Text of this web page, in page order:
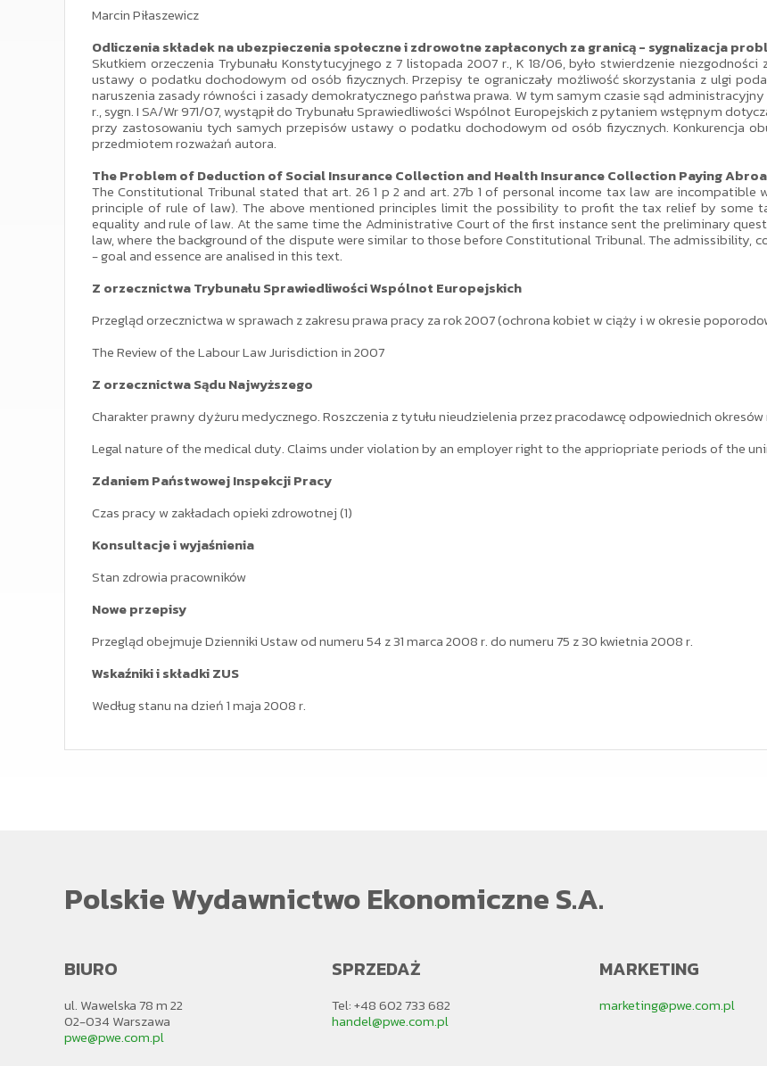
Marcin Piłaszewicz
Odliczenia składek na ubezpieczenia społeczne i zdrowotne zapłaconych za granicą - sygnalizacja
Skutkiem orzeczenia Trybunału Konstytucyjnego z 7 listopada 2007 r., K 18/06, było stwierdzenie
ustawy o podatku dochodowym od osób fizycznych. Przepisy te ograniczały możliwość skorzystania z ulgi
naruszenia zasady równości i zasady demokratycznego państwa prawa. W tym samym czasie sąd
r., sygn. I SA/Wr 971/07, wystąpił do Trybunału Sprawiedliwości Wspólnot Europejskich z pytaniem wstępnym
przy zastosowaniu tych samych przepisów ustawy o podatku dochodowym od osób fizycznych. Konkurencja
przedmiotem rozważań autora.
The Problem of Deduction of Social Insurance Collection and Health Insurance Collection Paying
The Constitutional Tribunal stated that art. 26 1 p 2 and art. 27b 1 of personal income tax law are
principle of rule of law). The above mentioned principles limit the possibility to profit the tax relief by some
equality and rule of law. At the same time the Administrative Court of the first instance sent the preliminary
law, where the background of the dispute were similar to those before Constitutional Tribunal. The
- goal and essence are analised in this text.
Z orzecznictwa Trybunału Sprawiedliwości Wspólnot Europejskich
Przegląd orzecznictwa w sprawach z zakresu prawa pracy za rok 2007 (ochrona kobiet w ciąży i w okresie
The Review of the Labour Law Jurisdiction in 2007
Z orzecznictwa Sądu Najwyższego
Charakter prawny dyżuru medycznego. Roszczenia z tytułu nieudzielenia przez pracodawcę odpowiednich okresów
Legal nature of the medical duty. Claims under violation by an employer right to the appriopriate periods of the
Zdaniem Państwowej Inspekcji Pracy
Czas pracy w zakładach opieki zdrowotnej (1)
Konsultacje i wyjaśnienia
Stan zdrowia pracowników
Nowe przepisy
Przegląd obejmuje Dzienniki Ustaw od numeru 54 z 31 marca 2008 r. do numeru 75 z 30 kwietnia 2008 r.
Wskaźniki i składki ZUS
Według stanu na dzień 1 maja 2008 r.
Polskie Wydawnictwo Ekonomiczne S.A.
BIURO
ul. Wawelska 78 m 22
02-034 Warszawa
pwe@pwe.com.pl
SPRZEDAŻ
Tel: +48 602 733 682
handel@pwe.com.pl
MARKETING
marketing@pwe.com.pl